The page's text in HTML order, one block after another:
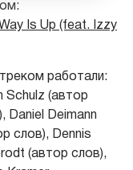
Is Up (feat. Izzy
работали:
Schulz (автор
Daniel Deimann
слов), Dennis
(автор слов),